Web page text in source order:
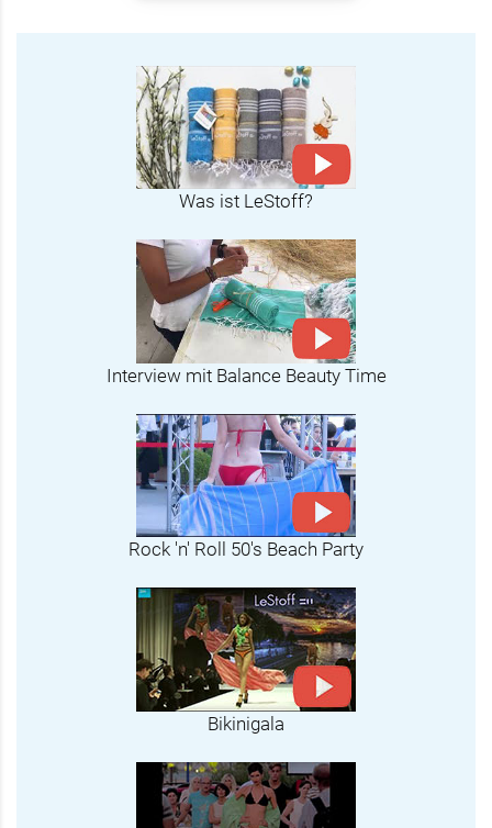
Was ist LeStoff?
Interview mit Balance Beauty Time
Rock 'n' Roll 50's Beach Party
Bikinigala